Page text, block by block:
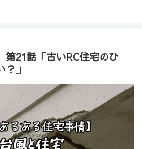
第21話「古いRC住宅のひ
」